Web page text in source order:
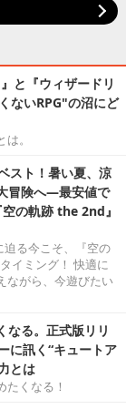
と『ウィザードリ
ないRPG"の沼にど
。
スト！暑い夏、涼
冒険へ―最安値で
の軌跡 the 2nd』
迫る今こそ、『空の
イミング！ 快適に
ながら、今遊びたい
る。正式版リリ
に訊く“キュートア
とは
くなる！